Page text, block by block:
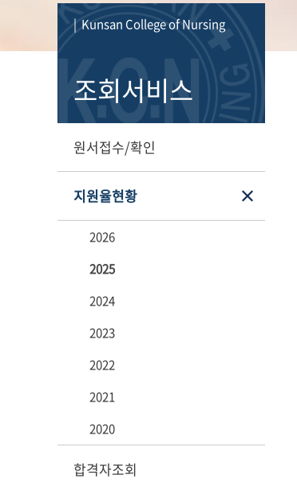
| Kunsan College of Nursing
조회서비스
원서접수/확인
지원율현황
2026
2025
2024
2023
2022
2021
2020
합격자조회